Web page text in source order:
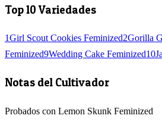
Top 10 Variedades
1Girl Scout Cookies Feminized2Gorilla
Feminized9Wedding Cake Feminized10
Notas del Cultivador
Probados con Lemon Skunk Feminized